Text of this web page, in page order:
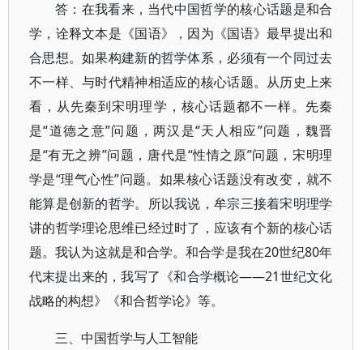
答：在我看来，当代中国哲学的核心话题是和合
学，诠释文本是《国语》，因为《国语》最早提出和
合思想。如果构建新的哲学体系，必须有一个同过去
不一样、与时代精神相适应的核心话题。从历史上来
看，从先秦到宋明理学，核心话题都不一样。先秦
是“道德之意”问题，两汉是“天人相应”问题，魏晋
是“有无之辨”问题，唐代是“性情之原”问题，宋明理
学是“理气心性”问题。如果核心话题没有改变，就不
能算是创新的哲学。所以我说，牟宗三接着宋明理学
讲的哲学理论思维已经过时了，应该有个新的核心话
题。我认为这就是和合学。和合学是我在20世纪80年
代末提出来的，我写了《和合学概论——21世纪文化
战略的构想》《和合哲学论》等。
三、中国哲学与人工智能